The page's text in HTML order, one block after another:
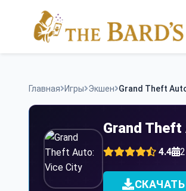
Главная Игры Экшен Grand Theft
Grand
4.4
СКАЧАТЬ